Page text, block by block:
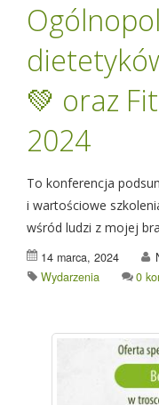
💚 oraz
2024
To konferencja
i wartościowe
wśród ludzi z mojej
14 marca, 2024
Wydarzenia
0